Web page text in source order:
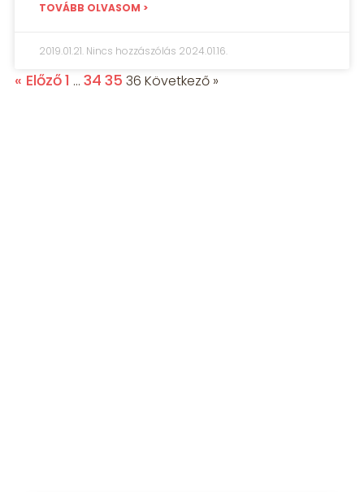
TOVÁBB OLVASOM >
2019.01.21. Nincs hozzászólás 2024.01.16.
« Előző1 … 34 35 36 Következő »